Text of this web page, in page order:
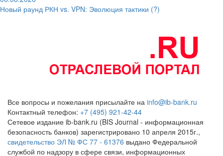
Новый раунд РКН vs. VPN: Эволюция тактики (?)
Все вопросы и пожелания присылайте на info@ib-bank.ru
Контактный телефон: +7 (495) 921-42-44
Сетевое издание ib-bank.ru (BIS Journal - информационная
безопасность банков) зарегистрировано 10 апреля 2015г.,
свидетельство ЭЛ № ФС 77 - 61376 выдано Федеральной
службой по надзору в сфере связи, информационных